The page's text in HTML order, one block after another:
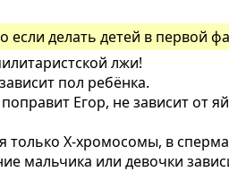
если делать детей в первой
лжи!
пол ребёнка.
Егор, не зависит от
только Х-хромосомы, в
мальчика или девочки